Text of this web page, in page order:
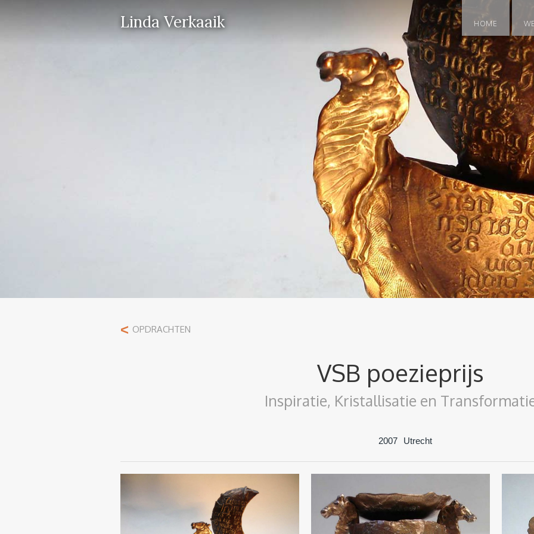
Linda Verkaaik HOME
< OPDRACHTEN
VSB poezieprijs
Inspiratie, Kristallisatie en
2007 Utrecht